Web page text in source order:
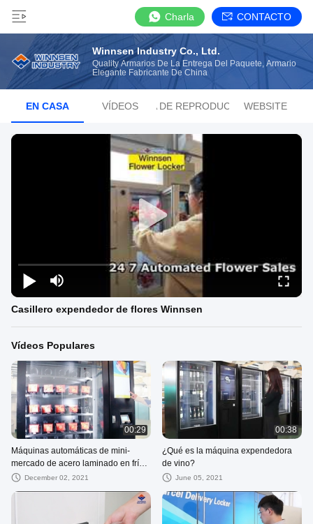
Charla CONTACTO
Winnsen Industry Co., Ltd.
Quality Armarios De La Entrega Del Paquete, Armario
Elegante Fabricante De China
EN CASA VÍDEOSLISTA DE REPRODUCCIÓNWEBSITE
Casillero expendedor de flores Winnsen
Vídeos Populares
00:29
Máquinas automáticas de mini-
mercado de acero laminado en frío
con monitor táctil
December 02, 2021
00:38
¿Qué es la máquina expendedora
de vino?
June 05, 2021